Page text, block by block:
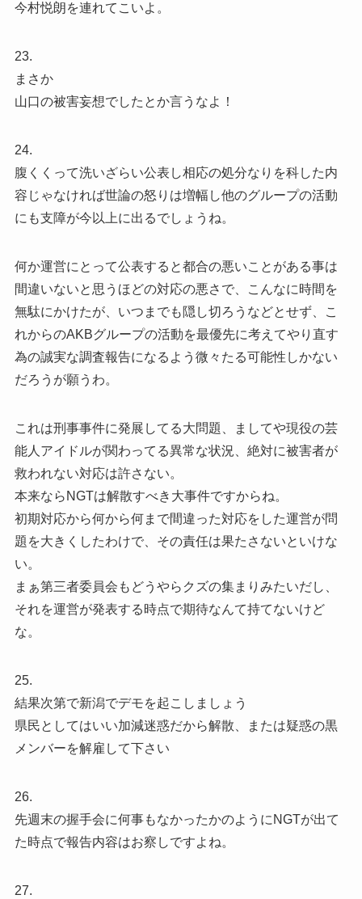
今村悦朗を連れてこいよ。
23.
まさか
山口の被害妄想でしたとか言うなよ！
24.
腹くくって洗いざらい公表し相応の処分なりを科した内
容じゃなければ世論の怒りは増幅し他のグループの活動
にも支障が今以上に出るでしょうね。
何か運営にとって公表すると都合の悪いことがある事は
間違いないと思うほどの対応の悪さで、こんなに時間を
無駄にかけたが、いつまでも隠し切ろうなどとせず、こ
れからのAKBグループの活動を最優先に考えてやり直す
為の誠実な調査報告になるよう微々たる可能性しかない
だろうが願うわ。
これは刑事事件に発展してる大問題、ましてや現役の芸
能人アイドルが関わってる異常な状況、絶対に被害者が
救われない対応は許さない。
本来ならNGTは解散すべき大事件ですからね。
初期対応から何から何まで間違った対応をした運営が問
題を大きくしたわけで、その責任は果たさないといけな
い。
まぁ第三者委員会もどうやらクズの集まりみたいだし、
それを運営が発表する時点で期待なんて持てないけど
な。
25.
結果次第で新潟でデモを起こしましょう
県民としてはいい加減迷惑だから解散、または疑惑の黒
メンバーを解雇して下さい
26.
先週末の握手会に何事もなかったかのようにNGTが出て
た時点で報告内容はお察しですよね。
27.